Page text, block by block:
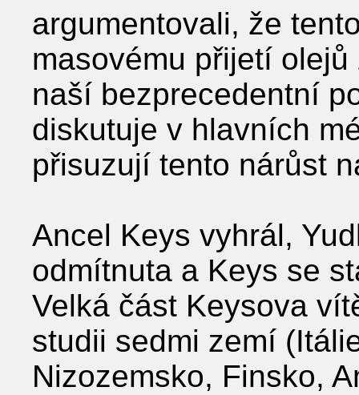
argumentovali, že
masovému přijetí
naší bezprecedentní
diskutuje v hlavních
přisuzují tento nárůst
Ancel Keys vyhrál,
odmítnuta a Keys se
Velká část Keysova
studii sedmi zemí
Nizozemsko, Finsko,